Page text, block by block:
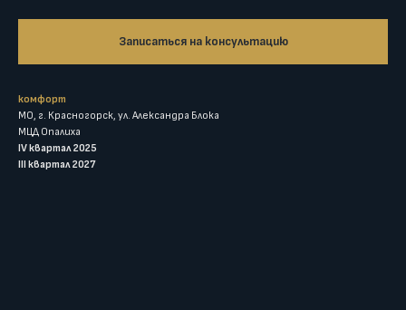
Записаться на консультацию
комфорт
МО, г. Красногорск, ул. Александра Блока
МЦД Опалиха
IV квартал 2025
III квартал 2027